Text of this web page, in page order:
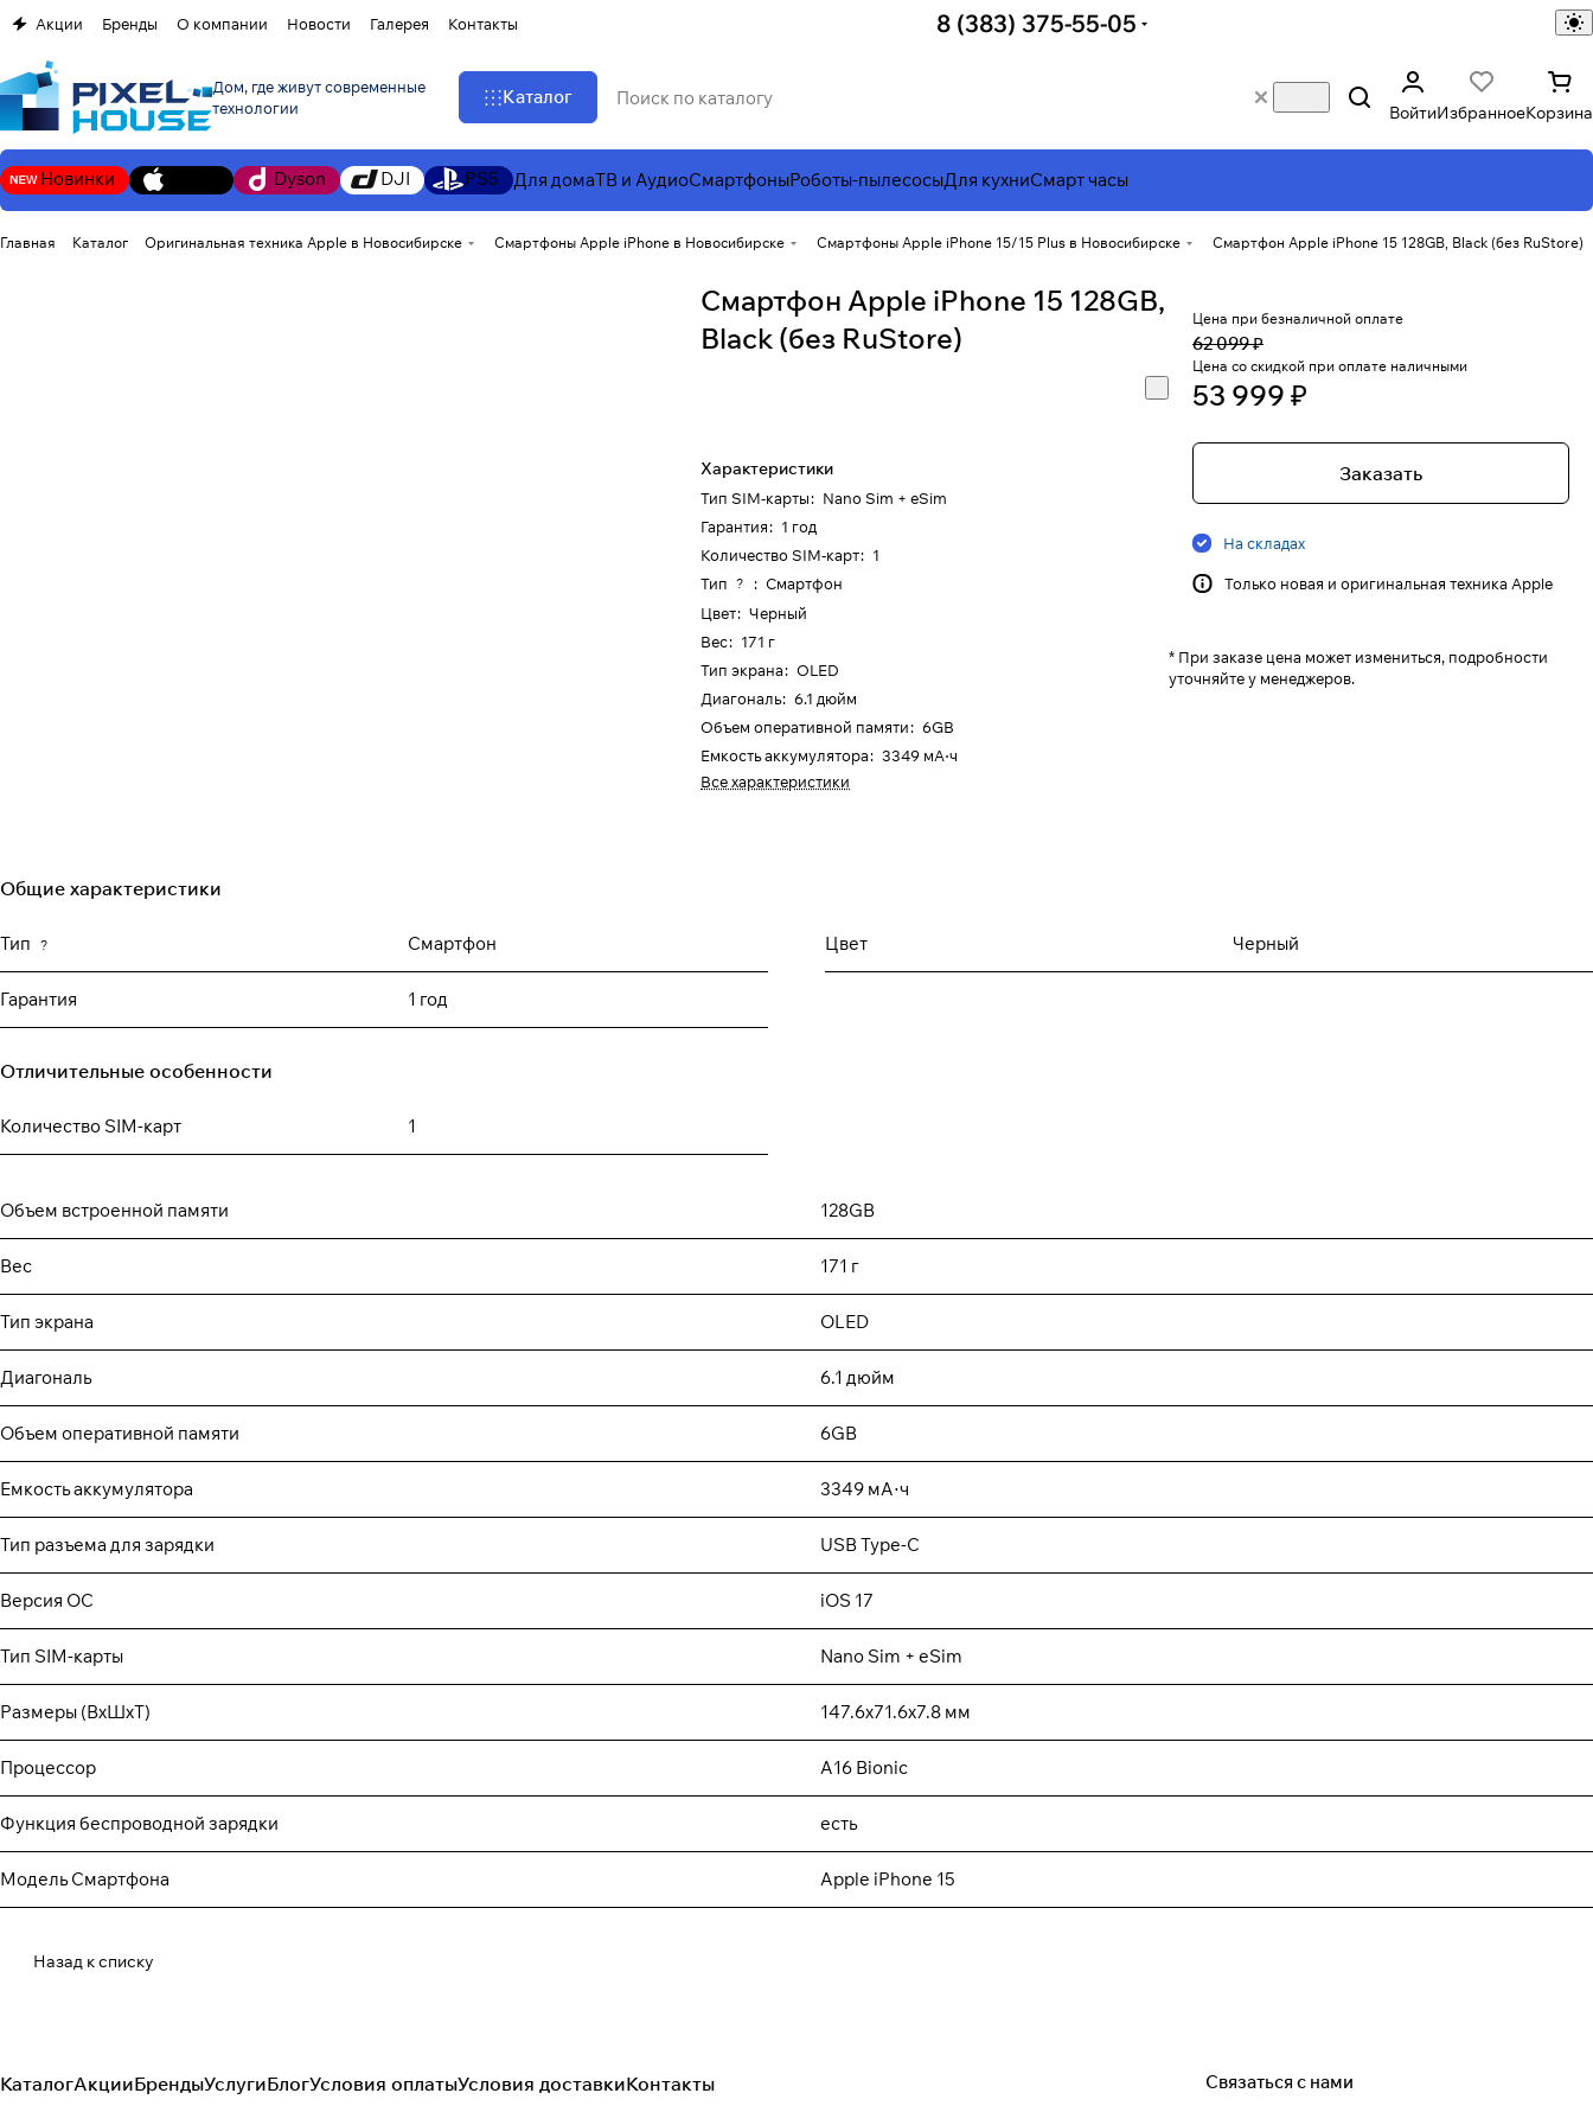
Акции Бренды О компании Новости Галерея Контакты 8 (383) 375-55-05
Дом, где живут современные
технологии
Каталог
ВойтиИзбранноеКорзина
Новинки Dyson DJI PS5 Для домаТВ и АудиоСмартфоныРоботы-пылесосыДля кухниСмарт часы
Главная Каталог Оригинальная техника Apple в Новосибирске Смартфоны Apple iPhone в Новосибирске Смартфоны Apple iPhone 15/15 Plus в Новосибирске Смартфон Apple iPhone 15 128GB, Black (без RuStore)
Смартфон Apple iPhone 15 128GB,
Black (без RuStore)
Характеристики
Тип SIM-карты: Nano Sim + eSim
Гарантия: 1 год
Количество SIM-карт: 1
Тип ? : Смартфон
Цвет: Черный
Вес: 171 г
Тип экрана: OLED
Диагональ: 6.1 дюйм
Объем оперативной памяти: 6GB
Емкость аккумулятора: 3349 мА⋅ч
Все характеристики
Цена при безналичной оплате
62 099 ₽
Цена со скидкой при оплате наличными
53 999 ₽
Заказать
На складах
Только новая и оригинальная техника Apple
* При заказе цена может измениться, подробности
уточняйте у менеджеров.
Общие характеристики
Тип ? Смартфон Цвет Черный
Гарантия 1 год
Отличительные особенности
Количество SIM-карт 1
Объем встроенной памяти 128GB
Вес 171 г
Тип экрана OLED
Диагональ 6.1 дюйм
Объем оперативной памяти 6GB
Емкость аккумулятора 3349 мА⋅ч
Тип разъема для зарядки USB Type-C
Версия ОС iOS 17
Тип SIM-карты Nano Sim + eSim
Размеры (ВxШxТ) 147.6х71.6x7.8 мм
Процессор A16 Bionic
Функция беспроводной зарядки есть
Модель Смартфона Apple iPhone 15
Назад к списку
КаталогАкцииБрендыУслугиБлогУсловия оплатыУсловия доставкиКонтакты Связаться с нами